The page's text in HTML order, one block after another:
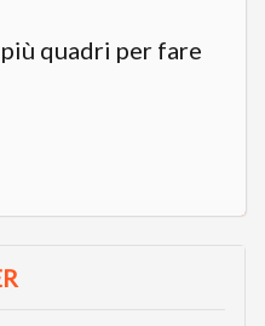
quadri per fare